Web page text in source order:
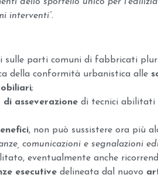
interventi”.
sulle parti comuni di fabbricati
della conformità urbanistica alle
;
di asseverazione di tecnici abilitati
, non può sussistere ora più
comunicazioni e segnalazioni
eventualmente anche
esecutive delineata dal nuovo